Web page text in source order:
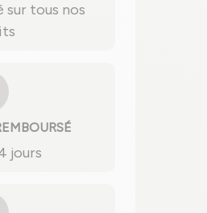
sur tous nos
jours